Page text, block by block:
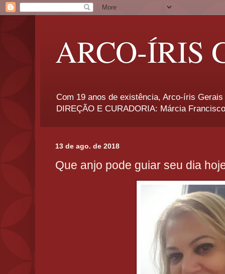
ARCO-ÍRIS
Com 19 anos de existência, Arco-íris
DIREÇÃO E CURADORIA: Márcia
13 de ago. de 2018
Que anjo pode guiar seu dia